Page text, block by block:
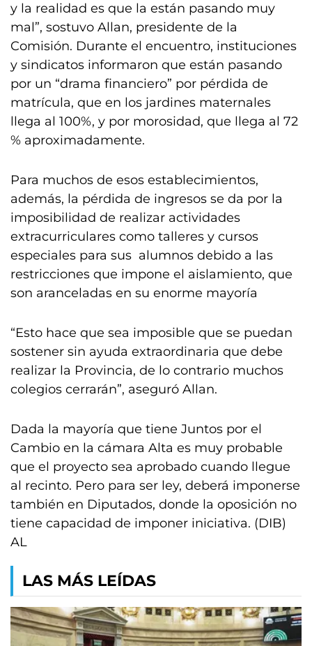
y la realidad es que la están pasando muy
mal”, sostuvo Allan, presidente de la
Comisión. Durante el encuentro, instituciones
y sindicatos informaron que están pasando
por un “drama financiero” por pérdida de
matrícula, que en los jardines maternales
llega al 100%, y por morosidad, que llega al 72
% aproximadamente.
Para muchos de esos establecimientos,
además, la pérdida de ingresos se da por la
imposibilidad de realizar actividades
extracurriculares como talleres y cursos
especiales para sus alumnos debido a las
restricciones que impone el aislamiento, que
son aranceladas en su enorme mayoría
“Esto hace que sea imposible que se puedan
sostener sin ayuda extraordinaria que debe
realizar la Provincia, de lo contrario muchos
colegios cerrarán”, aseguró Allan.
Dada la mayoría que tiene Juntos por el
Cambio en la cámara Alta es muy probable
que el proyecto sea aprobado cuando llegue
al recinto. Pero para ser ley, deberá imponerse
también en Diputados, donde la oposición no
tiene capacidad de imponer iniciativa. (DIB)
AL
LAS MÁS LEÍDAS